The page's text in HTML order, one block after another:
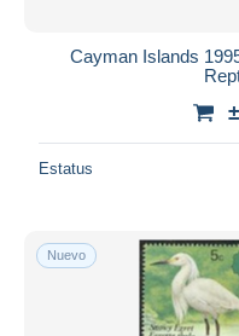
Cayman Islands
Estatus
Nuevo